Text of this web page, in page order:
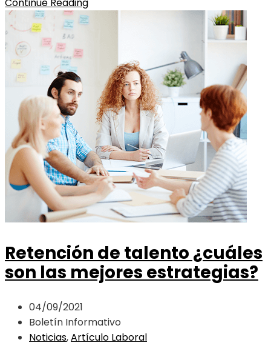
Retención de talento ¿cuáles
son las mejores estrategias?
04/09/2021
Boletín Informativo
Noticias,Artículo Laboral